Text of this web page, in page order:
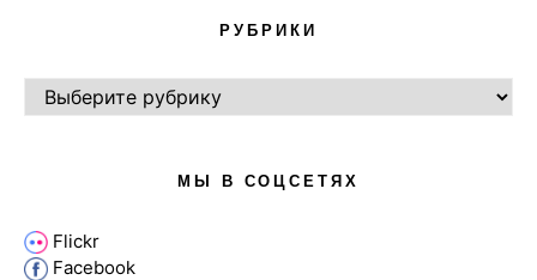
РУБРИКИ
МЫ В СОЦСЕТЯХ
Flickr
Facebook